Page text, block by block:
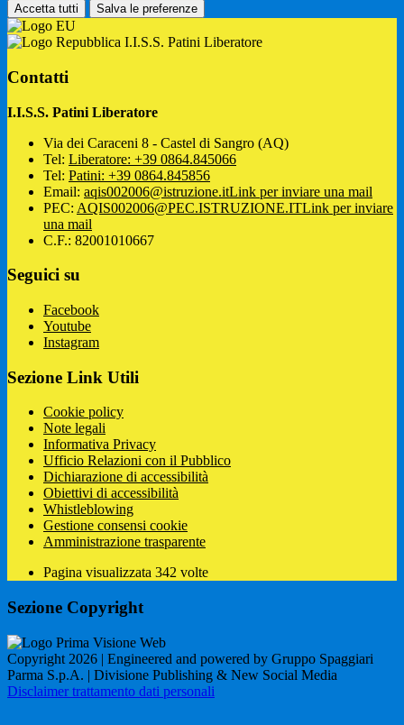
Accetta tutti Salva le preferenze
I.I.S.S. Patini Liberatore
Contatti
I.I.S.S. Patini Liberatore
Via dei Caraceni 8 - Castel di Sangro (AQ)
Tel: Liberatore: +39 0864.845066
Tel: Patini: +39 0864.845856
Email: aqis002006@istruzione.itLink per inviare una mail
PEC: AQIS002006@PEC.ISTRUZIONE.ITLink per inviare
una mail
C.F.: 82001010667
Seguici su
Facebook
Youtube
Instagram
Sezione Link Utili
Cookie policy
Note legali
Informativa Privacy
Ufficio Relazioni con il Pubblico
Dichiarazione di accessibilità
Obiettivi di accessibilità
Whistleblowing
Gestione consensi cookie
Amministrazione trasparente
Pagina visualizzata 342 volte
Sezione Copyright
Copyright 2026 | Engineered and powered by Gruppo Spaggiari
Parma S.p.A. | Divisione Publishing & New Social Media
Disclaimer trattamento dati personali